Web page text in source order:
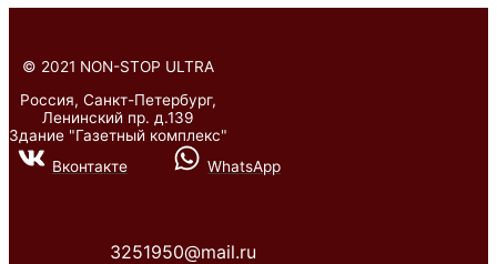
© 2021 NON-STOP ULTRA
Россия, Санкт-Петербург,
Ленинский пр. д.139
Здание "Газетный комплекс"
Вконтакте
WhatsApp
3251950@mail.ru